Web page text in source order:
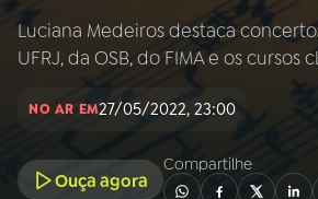
Início
INÍCIO
A RÁDIO
Luciana Medeiros destaca
UFRJ, da OSB, do FIMA e os cursos
NO AR EM27/05/2022, 23:00
Ouça agora
Compartilhe